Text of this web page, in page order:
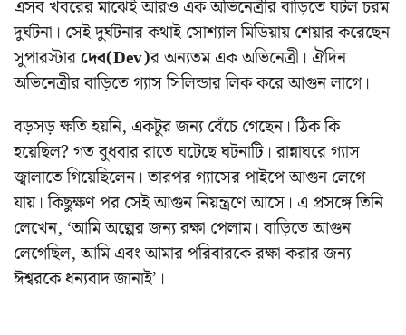
এসব খবরের মাঝেই আরও এক অভিনেত্রীর বাড়িতে ঘটল চরম
দুর্ঘটনা। সেই দুর্ঘটনার কথাই সোশ্যাল মিডিয়ায় শেয়ার করেছেন
সুপারস্টারদেব(Dev)র অন্যতম এক অভিনেত্রী। ঐদিন
অভিনেত্রীর বাড়িতে গ্যাস সিলিন্ডার লিক করে আগুন লাগে।
বড়সড় ক্ষতি হয়নি, একটুর জন্য বেঁচে গেছেন।ঠিক কি
হয়েছিল? গতবুধবার রাতে ঘটেছে ঘটনাটি। রান্নাঘরে গ্যাস
জ্বালাতে গিয়েছিলেন। তারপর গ্যাসের পাইপে আগুন লেগে
যায়। কিছুক্ষণ পর সেই আগুন নিয়ন্ত্রণে আসে। এ প্রসঙ্গে তিনি
লেখেন, ‘আমি অল্পের জন্য রক্ষা পেলাম। বাড়িতে আগুন
লেগেছিল, আমি এবং আমার পরিবারকে রক্ষা করার জন্য
ঈশ্বরকে ধন্যবাদ জানাই’।